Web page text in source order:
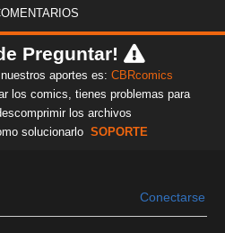
Preguntar!
aportes es: CBRcomics
los comics, tienes problemas para
los archivos
solucionarlo SOPORTE
Conectarse